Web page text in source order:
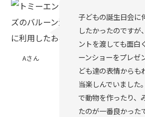
Aさん
子どもの誕生日会に
したかったのですが
ントを渡しても面白
ーンショーをプレゼ
ども達の表情からも
当楽しんでいました
で動物を作ったり、
たのが一番良かった